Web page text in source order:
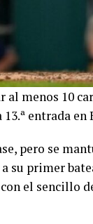
menos 10
entrada en
pero se
su primer
el sencillo